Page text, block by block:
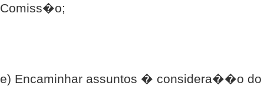
Comiss�o;
e) Encaminhar assuntos � considera��o do